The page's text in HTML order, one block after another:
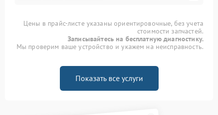
Цены в прайс-листе указаны ориентировочные, без учета
стоимости запчастей.
Записывайтесь на бесплатную диагностику.
Мы проверим ваше устройство и укажем на неисправность.
Показать все услуги